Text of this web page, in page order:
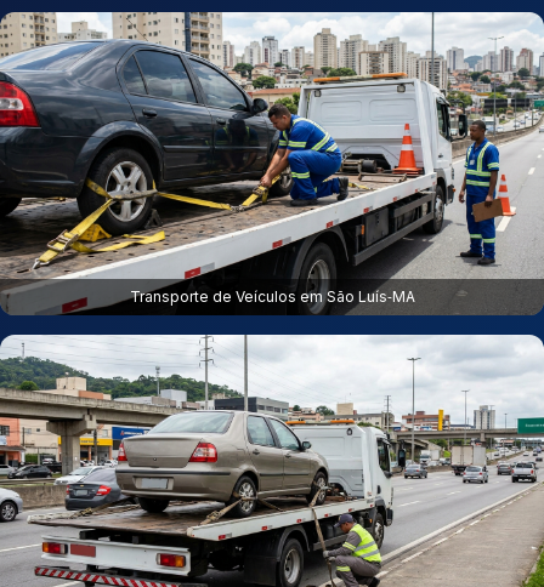
Transporte de Veículos em São Luís‑MA